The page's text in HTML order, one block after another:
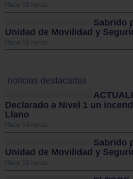
Hace 19 horas
Sabrido
Unidad de Movilidad y
Hace 19 horas
noticias destacadas
Declarado a Nivel 1 un
Llano
Hace 14 horas
Sabrido
Unidad de Movilidad y
Hace 19 horas